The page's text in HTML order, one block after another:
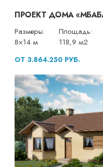
ПРОЕКТ ДОМА
Размеры:
8×14 м
Площадь:
118,9 м2
ОТ 3.864.250 РУБ.